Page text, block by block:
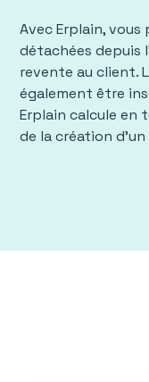
Avec Erplain, vous
détachées depuis
revente au client.
également être
Erplain calcule en
de la création